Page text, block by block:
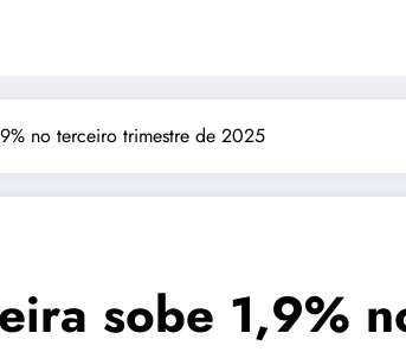
no terceiro trimestre de 2025
sobe 1,9%